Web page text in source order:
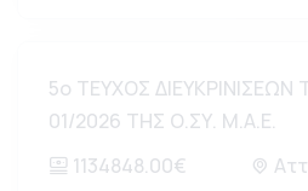
5ο ΤΕΥΧΟΣ ΔΙΕΥΚΡΙΝΙΣΕΩΝ
01/2026 ΤΗΣ Ο.ΣΥ. Μ.Α.Ε.
1134848.00€